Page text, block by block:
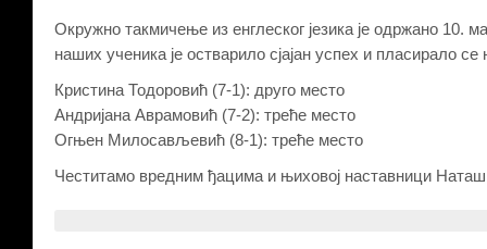
Окружно такмичење из енглеског језика је одржано 10.
наших ученика је остварило сјајан успех и пласирало
Кристина Тодоровић (7-1): друго место
Андријана Аврамовић (7-2): треће место
Огњен Милосављевић (8-1): треће место
Честитамо вредним ђацима и њиховој наставници